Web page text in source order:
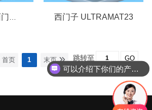
西门子 ULTRAMAT23
首页 1 末页 跳转至 GO
可以介绍下你们的产品么